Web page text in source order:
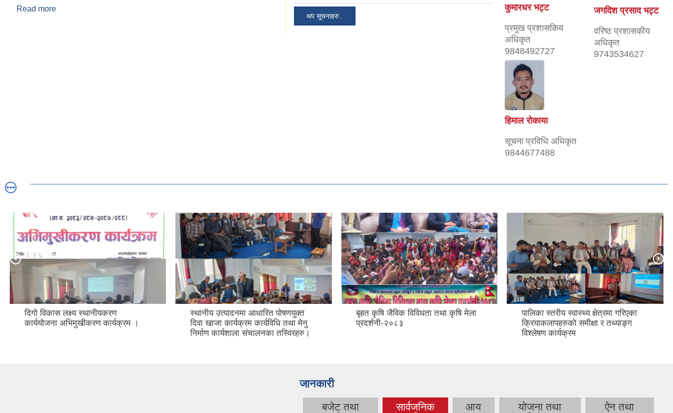
Read more
थप सूचनाहरु..
कुमारधर भट्ट
प्रमुख प्रशासकिय
अधिकृत
9848492727
जगदिश प्रसाद भट्ट
वरिष्ठ प्रशासकीय
अधिकृत
9743534627
हिमाल राेकाया
सूचना प्रविधि अधिकृत
9844677488
दिगो विकास लक्ष्य स्थानीयकरण
कार्ययोजना अभिमुखीकरण कार्यक्रम ।
स्थानीय उत्पादनमा आधारित पोषणयुक्त
दिवा खाजा कार्यक्रम कार्यविधि तथा मेनु
निर्माण कार्यशाला संचालनका तस्विरहरु।
बृहत कृषि जैविक विविधता तथा कृषि मेला
प्रदर्शनी-२०८३
पालिका स्तरीय स्वास्थ्य क्षेत्रमा गरिएका
क्रियाकलापहरुको समीक्षा र तथ्याङ्ग
विश्लेषण कार्यक्रम
जानकारी
बजेट तथा
सार्वजनिक
आय
योजना तथा
ऐन तथा